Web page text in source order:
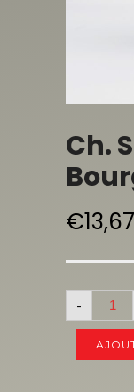
Ch.
€13,67
-